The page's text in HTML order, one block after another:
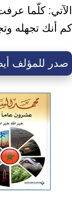
الآتي: كلّما
كم أنك تجهله
صدر للمؤلف